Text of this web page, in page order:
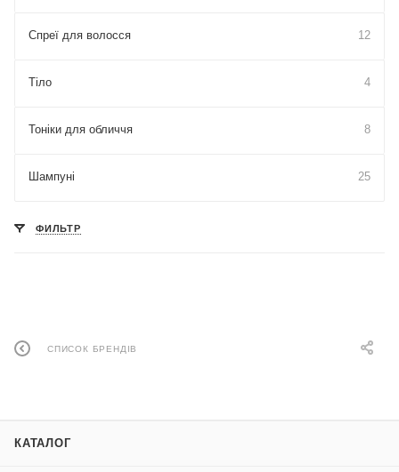
Спреї для волосся 12
Тіло 4
Тоніки для обличчя 8
Шампуні 25
ФИЛЬТР
СПИСОК БРЕНДІВ
КАТАЛОГ